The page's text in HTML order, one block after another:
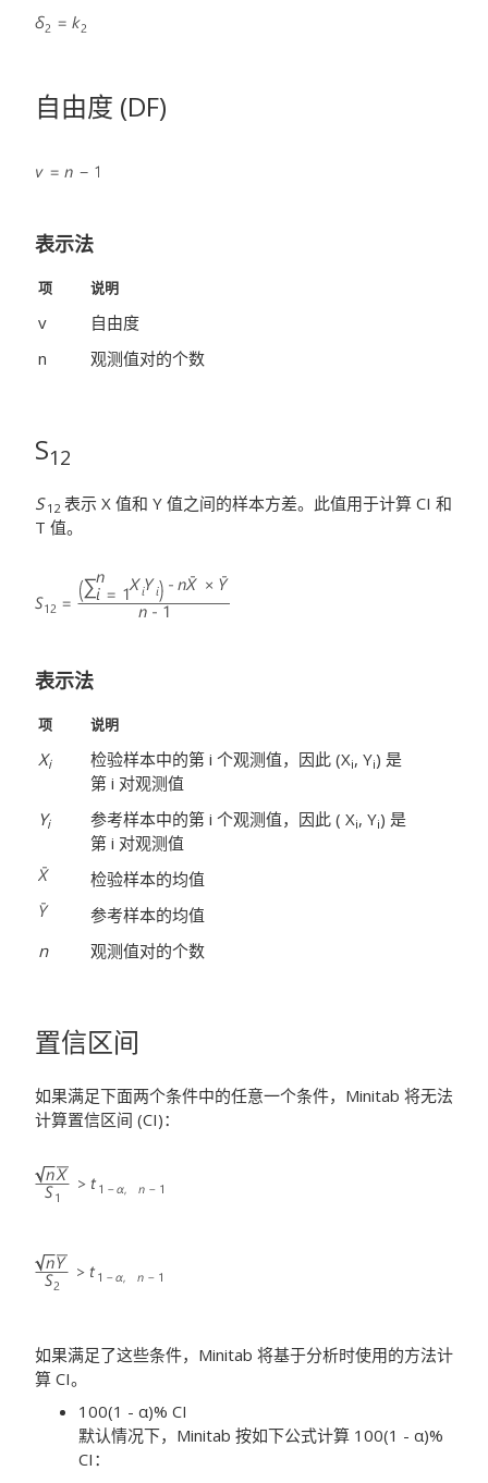
自由度 (DF)
表示法
项 说明
v
自由度
n
观测值对的个数
S12
S 12 表示 X 值和 Y 值之间的样本方差。此值用于计算 CI 和
T 值。
表示法
项 说明
Xi 检验样本中的第 i 个观测值，因此 (Xi, Yi) 是
第 i 对观测值
Yi 参考样本中的第 i 个观测值，因此 ( Xi, Yi) 是
第 i 对观测值
检验样本的均值
参考样本的均值
n
观测值对的个数
置信区间
如果满足下面两个条件中的任意一个条件，Minitab 将无法
计算置信区间 (CI)：
如果满足了这些条件，Minitab 将基于分析时使用的方法计
算 CI。
100(1 - α)% CI
默认情况下，Minitab 按如下公式计算 100(1 - α)%
CI：